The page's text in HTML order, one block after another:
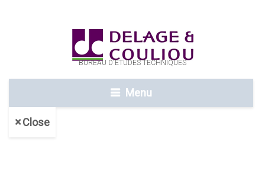
BUREAU D'ETUDES TECHNIQUES
Menu
Close